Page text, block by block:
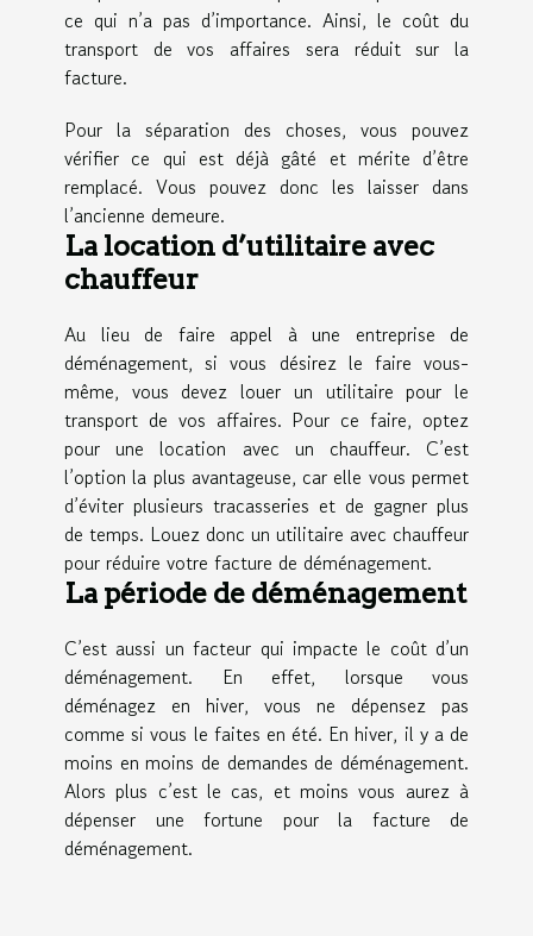
ce qui n’a pas d’importance. Ainsi, le coût du
transport de vos affaires sera réduit sur la
facture.
Pour la séparation des choses, vous pouvez
vérifier ce qui est déjà gâté et mérite d’être
remplacé. Vous pouvez donc les laisser dans
l’ancienne demeure.
La location d’utilitaire avec
chauffeur
Au lieu de faire appel à une entreprise de
déménagement, si vous désirez le faire vous-
même, vous devez louer un utilitaire pour le
transport de vos affaires. Pour ce faire, optez
pour une location avec un chauffeur. C’est
l’option la plus avantageuse, car elle vous permet
d’éviter plusieurs tracasseries et de gagner plus
de temps. Louez donc un utilitaire avec chauffeur
pour réduire votre facture de déménagement.
La période de déménagement
C’est aussi un facteur qui impacte le coût d’un
déménagement. En effet, lorsque vous
déménagez en hiver, vous ne dépensez pas
comme si vous le faites en été. En hiver, il y a de
moins en moins de demandes de déménagement.
Alors plus c’est le cas, et moins vous aurez à
dépenser une fortune pour la facture de
déménagement.